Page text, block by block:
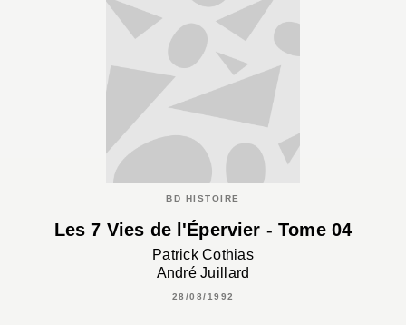
BD HISTOIRE
Les 7 Vies de l'Épervier - Tome 04
Patrick Cothias
André Juillard
28/08/1992